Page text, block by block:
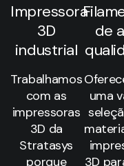
Impressora
3D
industrial
Trabalhamos
com as
impressoras
3D da
Stratasys
porque
de
uma
3D